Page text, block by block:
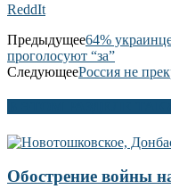
ReddIt
Предыдущее64%
проголосуют “за”
СледующееРоссия не
Обострение войны